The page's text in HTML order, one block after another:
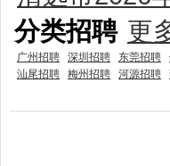
分类招聘 更
广州招聘 深圳招聘 东莞招聘
汕尾招聘
梅州招聘 河源招聘